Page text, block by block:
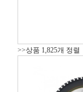
>>상품 1,825개 정렬